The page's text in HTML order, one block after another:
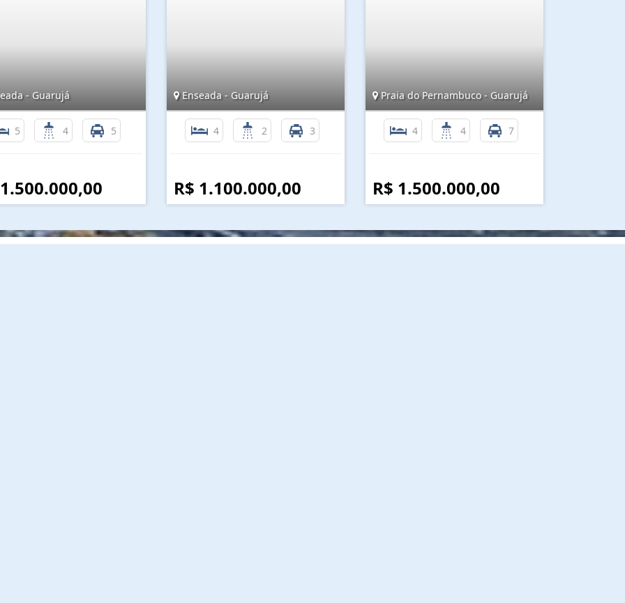
- Guarujá
5 4 5
Enseada - Guarujá
4 2 3
R$ 1.100.000,00
Praia do Pernambuco - Guarujá
4 4 7
R$ 1.500.000,00